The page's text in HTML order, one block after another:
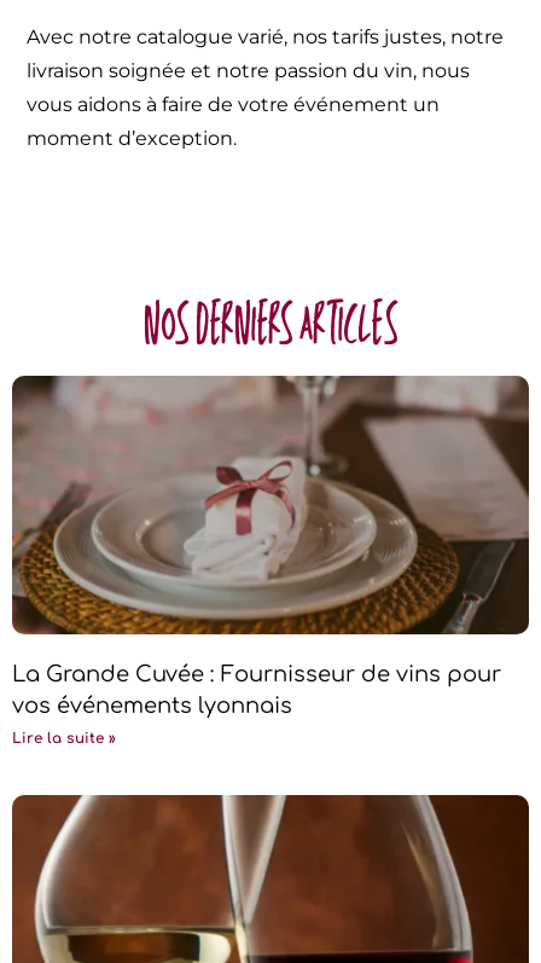
Avec notre catalogue varié, nos tarifs justes, notre
livraison soignée et notre passion du vin, nous
vous aidons à faire de votre événement un
moment d’exception.
nos derniers articles
La Grande Cuvée : Fournisseur de vins pour
vos événements lyonnais
Lire la suite »